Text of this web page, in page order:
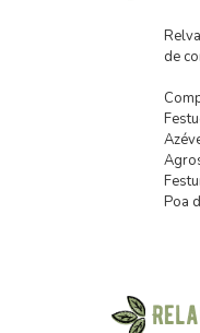
de
Poa